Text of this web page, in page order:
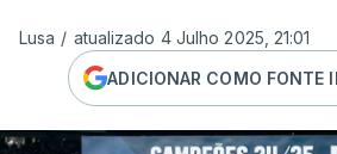
Lusa / atualizado 4 Julho 2025, 21:01
ADICIONAR COMO FONTE